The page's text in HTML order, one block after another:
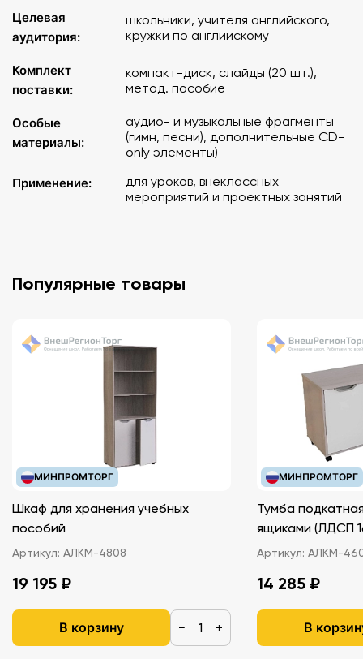
10-b. Только на CD: песня Beatles «Penny Lane»
11. Scotland
12. Edinburgh
13. A bagpipe and a kilt
brave
14. Edinburgh Castle
16. Wales
20-а. Только на CD: найденные обломки корабля; музыка
Целевая
аудитория:
школьники, учителя английского,
кружки по английскому
Комплект
поставки:
компакт-диск, слайды (20 шт.),
метод. пособие
Особые
материалы:
аудио- и музыкальные фрагменты
(гимн, песни), дополнительные CD-
only элементы)
Применение:
для уроков, внеклассных
мероприятий и проектных занятий
Популярные товары
МИНПРОМТОРГ
Шкаф для хранения учебных
пособий
Артикул: АЛКМ-4808
19 195 ₽
В корзину − +
МИНПРОМТОРГ
Тумба
ящиками
Артикул: АЛКМ-
14 285 ₽
В